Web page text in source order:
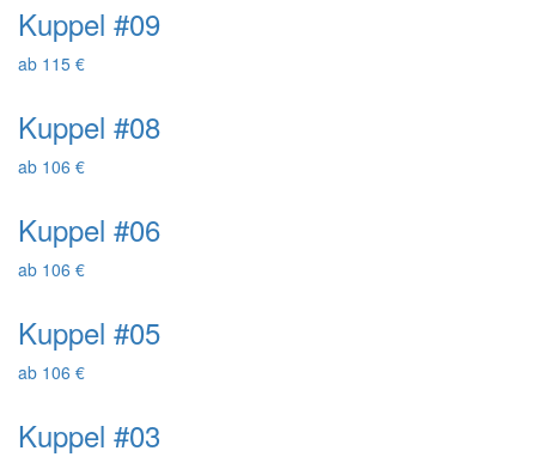
Kuppel #09
ab 115 €
Kuppel #08
ab 106 €
Kuppel #06
ab 106 €
Kuppel #05
ab 106 €
Kuppel #03